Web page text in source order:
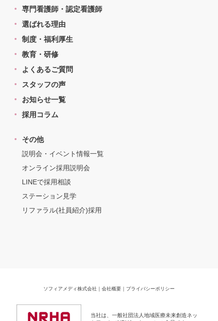
専門看護師・認定看護師
選ばれる理由
制度・福利厚生
教育・研修
よくあるご質問
スタッフの声
お知らせ一覧
採用コラム
その他
説明会・イベント情報一覧
オンライン採用説明会
LINEで採用相談
ステーション見学
リファラル(社員紹介)採用
ソフィアメディ株式会社 ｜ 会社概要 ｜ プライバシーポリシー
当社は、一般社団法人地域医療未来創造ネッ